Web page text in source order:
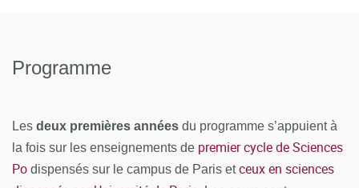
Programme
Les deux premières années du programme s’appuient à
la fois sur les enseignements de premier cycle de Sciences
Po dispensés sur le campus de Paris etceux en sciences